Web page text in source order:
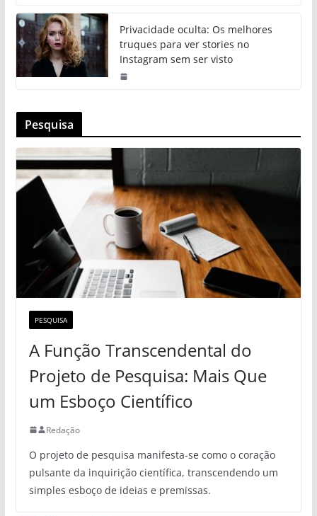
Privacidade oculta: Os melhores
truques para ver stories no
Instagram sem ser visto
Pesquisa
PESQUISA
A Função Transcendental do
Projeto de Pesquisa: Mais Que
um Esboço Científico
Redação
O projeto de pesquisa manifesta-se como o coração
pulsante da inquirição científica, transcendendo um
simples esboço de ideias e premissas.